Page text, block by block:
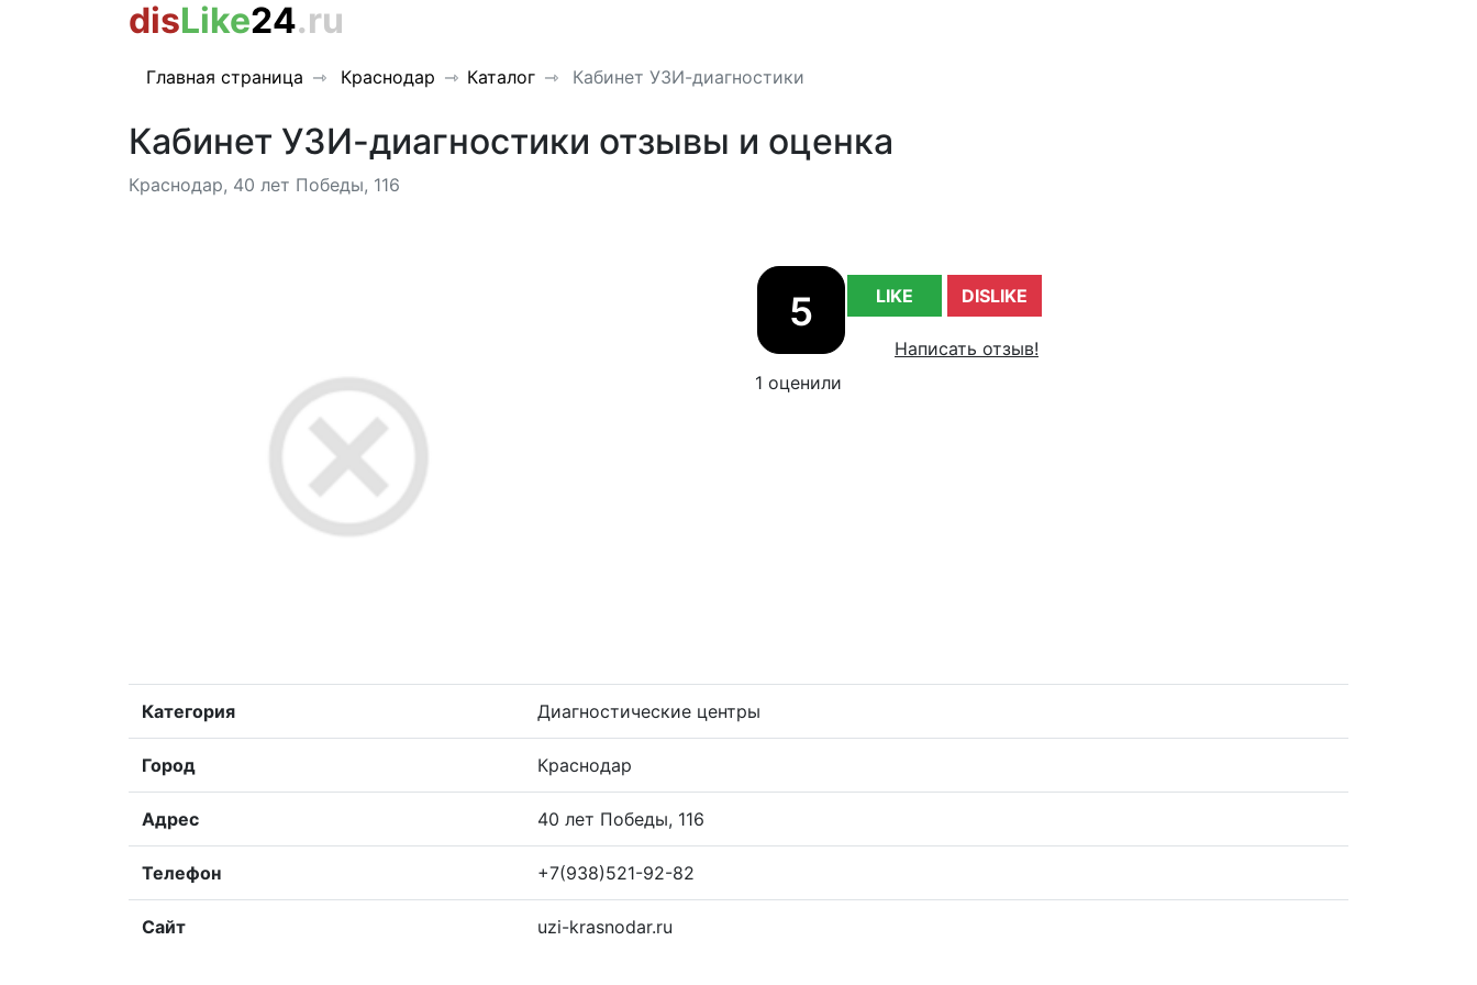
disLike24.ru
Главная страница Краснодар Каталог Кабинет УЗИ-диагностики
Кабинет УЗИ-диагностики отзывы и оценка
Краснодар, 40 лет Победы, 116
5 LIKE DISLIKE
Написать отзыв!
1 оценили
Категория Диагностические центры
Город Краснодар
Адрес 40 лет Победы, 116
Телефон +7(938)521-92-82
Сайт uzi-krasnodar.ru